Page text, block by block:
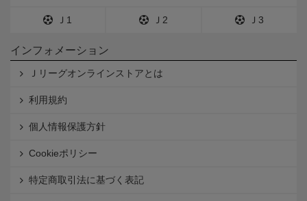
Ｊ1 Ｊ2 Ｊ3
インフォメーション
Ｊリーグオンラインストアとは
利用規約
個人情報保護方針
Cookieポリシー
特定商取引法に基づく表記